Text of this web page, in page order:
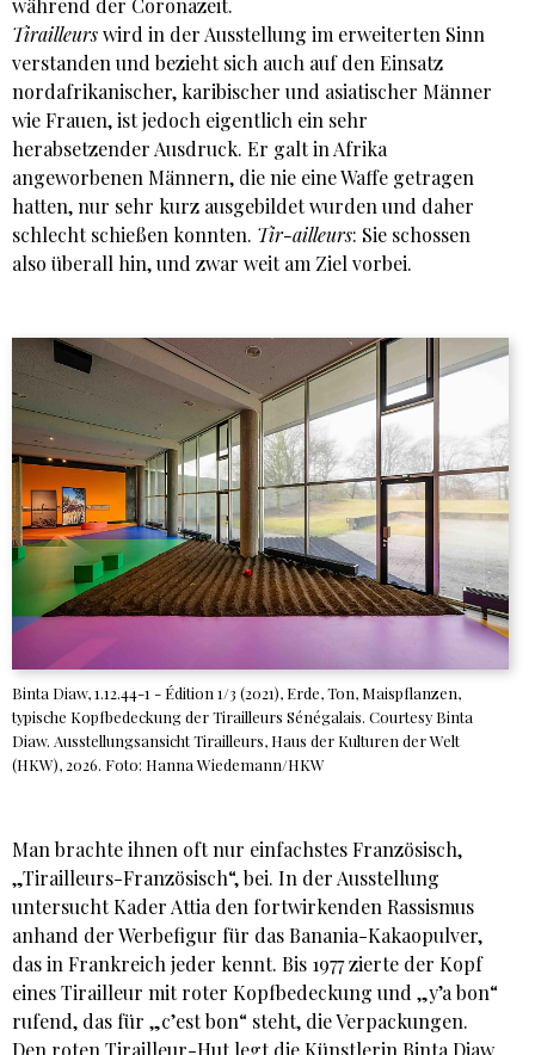
während der Coronazeit.
Tirailleurswird in der Ausstellung im erweiterten Sinn
verstanden und bezieht sich auch auf den Einsatz
nordafrikanischer, karibischer und asiatischer Männer
wie Frauen, ist jedoch eigentlich ein sehr
herabsetzender Ausdruck. Er galt in Afrika
angeworbenen Männern, die nie eine Waffe getragen
hatten, nur sehr kurz ausgebildet wurden und daher
schlecht schießen konnten. Tir-ailleurs: Sie schossen
also überall hin, und zwar weit am Ziel vorbei.
Binta Diaw, 1.12.44-1 - Édition 1/3 (2021), Erde, Ton, Maispflanzen,
typische Kopfbedeckung der Tirailleurs Sénégalais. Courtesy Binta
Diaw. Ausstellungsansicht Tirailleurs, Haus der Kulturen der Welt
(HKW), 2026. Foto: Hanna Wiedemann/HKW
Man brachte ihnen oft nur einfachstes Französisch,
„Tirailleurs-Französisch“, bei. In der Ausstellung
untersucht Kader Attia den fortwirkenden Rassismus
anhand der Werbefigur für das Banania-Kakaopulver,
das in Frankreich jeder kennt. Bis 1977 zierte der Kopf
eines Tirailleur mit roter Kopfbedeckung und „y’a bon“
rufend, das für „c’est bon“ steht, die Verpackungen.
Den roten Tirailleur-Hut legt die Künstlerin Binta Diaw